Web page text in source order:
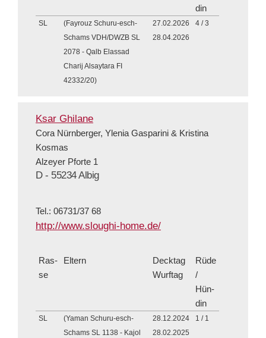
din
SL
(Fayrouz Schuru-esch-
Schams VDH/DWZB SL
2078 - Qalb Elassad
Charij Alsaytara FI
42332/20)
27.02.2026
28.04.2026
4 / 3
Ksar Ghilane
Cora Nürnberger, Ylenia Gasparini & Kristina
Kosmas
Alzeyer Pforte 1
D - 55234 Albig
Tel.: 06731/37 68
http://www.sloughi-home.de/
Ras­
se
Eltern
Deck­tag
Wurf­tag
Rüde
/
Hün­
din
SL
(Yaman Schuru-esch-
Schams SL 1138 - Kajol
28.12.2024
28.02.2025
1 / 1